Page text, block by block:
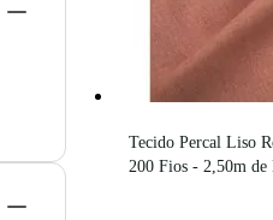
Tecido Percal Liso
200 Fios - 2,50m de